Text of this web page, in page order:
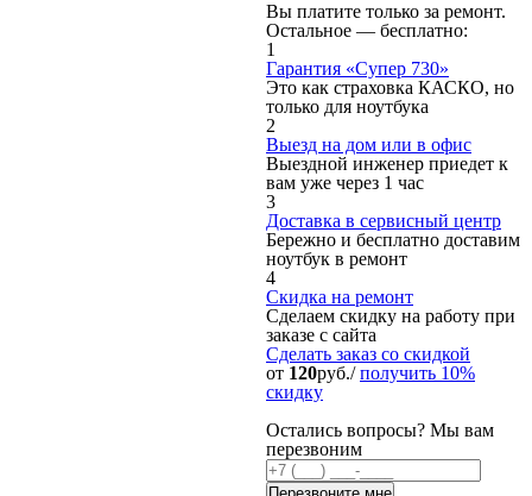
Вы платите только за ремонт.
Остальное — бесплатно:
1
Гарантия «Супер 730»
Это как страховка КАСКО, но
только для ноутбука
2
Выезд на дом или в офис
Выездной инженер приедет к
вам уже через 1 час
3
Доставка в сервисный центр
Бережно и бесплатно доставим
ноутбук в ремонт
4
Скидка на ремонт
Сделаем скидку на работу при
заказе с сайта
Сделать заказ со скидкой
от 120руб./получить 10%
скидку
Остались вопросы? Мы вам
перезвоним